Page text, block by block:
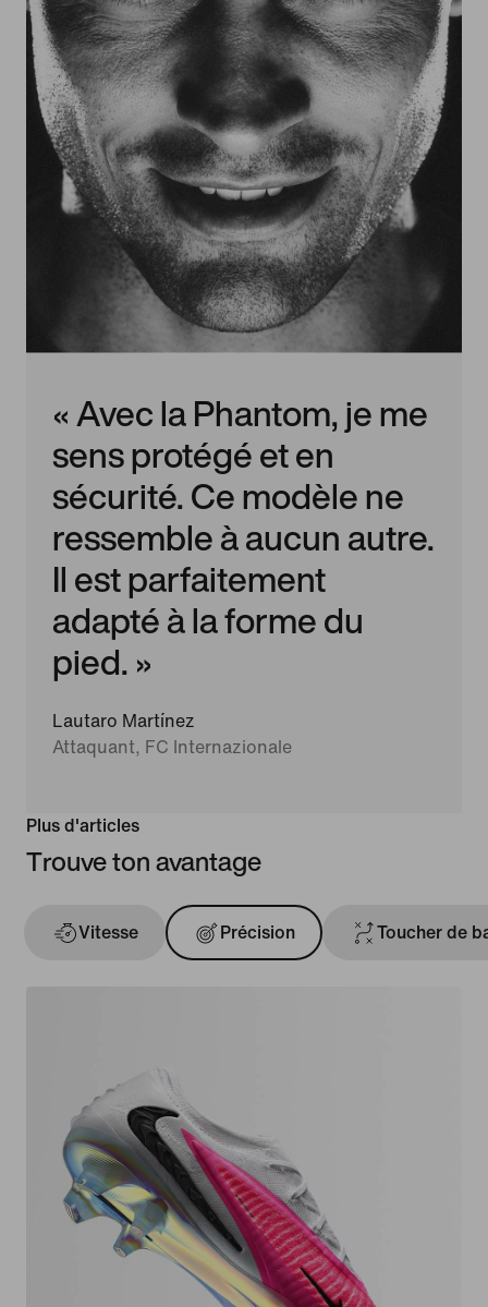
« Avec la Phantom, je me
sens protégé et en
sécurité. Ce modèle ne
ressemble à aucun autre.
Il est parfaitement
adapté à la forme du
pied. »
Lautaro Martínez
Attaquant, FC Internazionale
Plus d'articles
Trouve ton avantage
Vitesse Précision Toucher de